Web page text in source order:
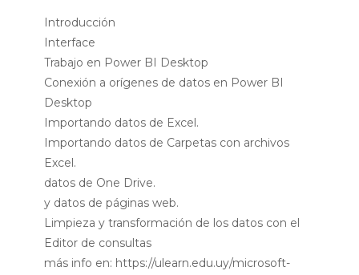
Introducción
Interface
Trabajo en Power BI Desktop
Conexión a orígenes de datos en Power BI
Desktop
Importando datos de Excel.
Importando datos de Carpetas con archivos
Excel.
datos de One Drive.
y datos de páginas web.
Limpieza y transformación de los datos con el
Editor de consultas
más info en: https://ulearn.edu.uy/microsoft-